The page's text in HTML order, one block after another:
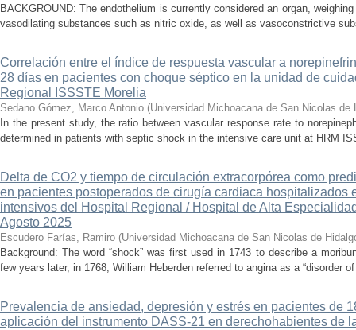
BACKGROUND: The endothelium is currently considered an organ,
vasodilating substances such as nitric oxide, as well as vasoconstrictive
Correlación entre el índice de respuesta vascular a
28 días en pacientes con choque séptico en la unidad de
Regional ISSSTE Morelia
Sedano Gómez, Marco Antonio (Universidad Michoacana de San Nicolas de
In the present study, the ratio between vascular response rate to
determined in patients with septic shock in the intensive care unit at HRM
Delta de CO2 y tiempo de circulación extracorpórea como
en pacientes postoperados de cirugía cardiaca hospitalizados
intensivos del Hospital Regional / Hospital de Alta
Agosto 2025
Escudero Farías, Ramiro (Universidad Michoacana de San Nicolas de
Background: The word “shock” was first used in 1743 to describe a
few years later, in 1768, William Heberden referred to angina as a “disorder
Prevalencia de ansiedad, depresión y estrés en pacientes de
aplicación del instrumento DASS-21 en derechohabientes de